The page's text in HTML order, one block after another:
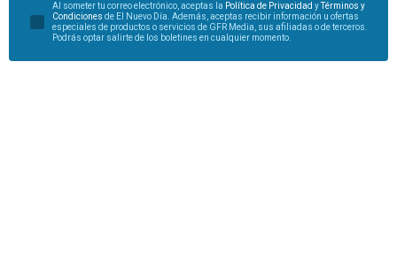
Al someter tu correo electrónico, aceptas la Política de Privacidad y
Términos y
Condiciones de El Nuevo Día. Además, aceptas recibir información u ofertas
especiales de productos o servicios de GFR Media, sus afiliadas o de terceros.
Podrás optar salirte de los boletines en cualquier momento.